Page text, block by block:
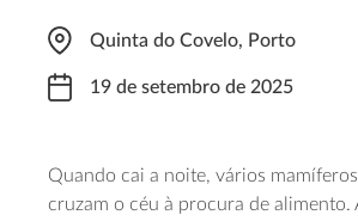
Quinta do Covelo, Porto
19 de setembro de 2025
Quando cai a noite, vários
cruzam o céu à procura de alimento.